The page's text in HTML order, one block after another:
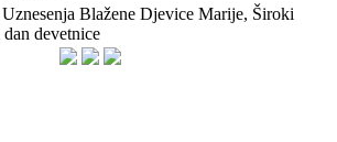
Blažene Djevice Marije, Široki
devetnice